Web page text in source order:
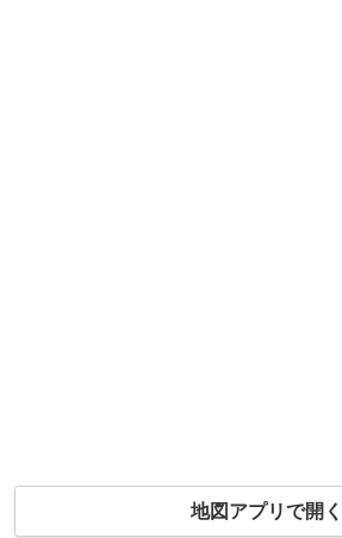
地図アプリで開く